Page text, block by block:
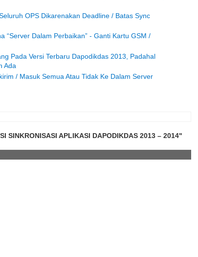
OPS Dikarenakan Deadline / Batas Sync
“Server Dalam Perbaikan” - Ganti Kartu GSM /
Pada Versi Terbaru Dapodikdas 2013, Padahal
Ada
/ Masuk Semua Atau Tidak Ke Dalam Server
SINKRONISASI APLIKASI DAPODIKDAS 2013 – 2014"